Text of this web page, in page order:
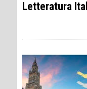
Letteratura